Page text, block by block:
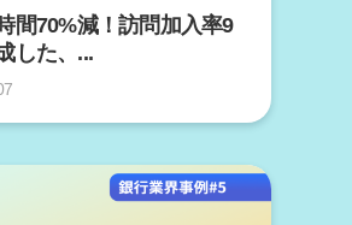
間70%減！訪問加入率9
した、...